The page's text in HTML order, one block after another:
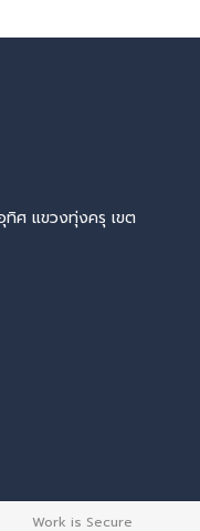
ทิศ แขวงทุ่งครุ เขต
Work is Secure